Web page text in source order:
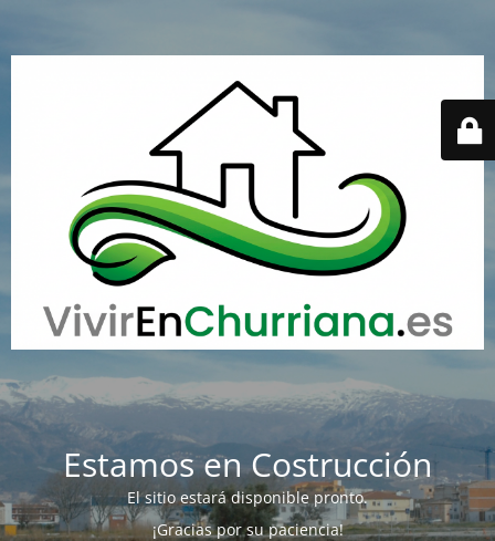
Estamos en Costrucción
El sitio estará disponible pronto.
¡Gracias por su paciencia!